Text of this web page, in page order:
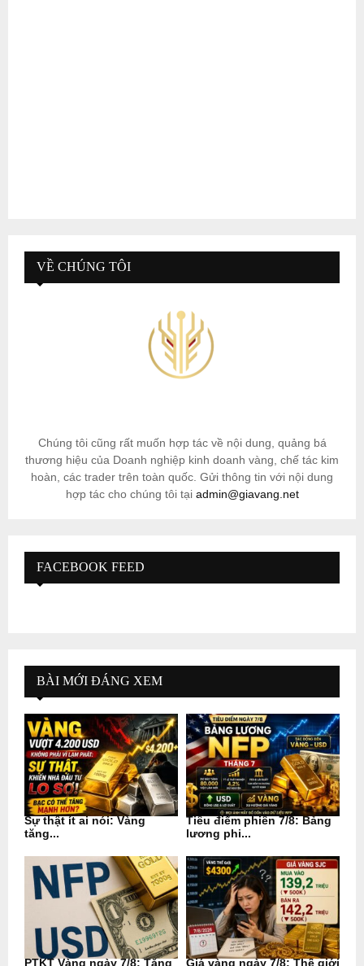
VỀ CHÚNG TÔI
Chúng tôi cũng rất muốn hợp tác về nội dung, quảng bá
thương hiệu của Doanh nghiệp kinh doanh vàng, chế tác kim
hoàn, các trader trên toàn quốc. Gửi thông tin với nội dung
hợp tác cho chúng tôi tại admin@giavang.net
FACEBOOK FEED
BÀI MỚI ĐÁNG XEM
Sự thật ít ai nói: Vàng
tăng...
Tiêu điểm phiên 7/8: Bảng
lương phi...
PTKT Vàng ngày 7/8: Tăng Giá vàng ngày 7/8: Thế giới